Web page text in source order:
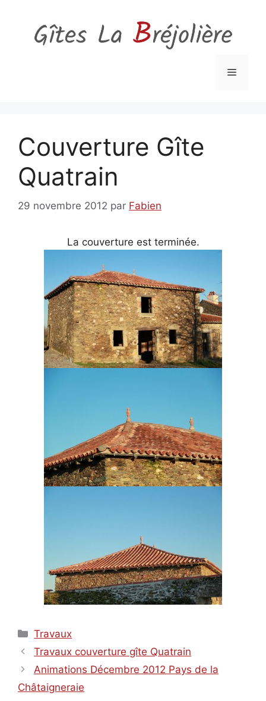
contenu
Menu
Couverture Gîte
Quatrain
29 novembre 2012 par Fabien
La couverture est terminée.
Catégories
Travaux
Travaux couverture gîte Quatrain
Animations Décembre 2012 Pays de la
Châtaigneraie